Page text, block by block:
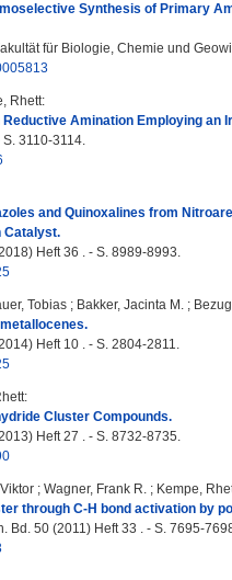
Synthesis of Primary
für Biologie, Chemie und
Rhett:
Amination Employing an
3110-3114.
and Quinoxalines from
Catalyst.
Heft 36 . - S. 8989-8993.
Tobias ; Bakker, Jacinta M. ;
Heft 10 . - S. 2804-2811.
:
Cluster Compounds.
Heft 27 . - S. 8732-8735.
; Wagner, Frank R. ; Kempe,
through C-H bond activation by
Bd. 50 (2011) Heft 33 . - S. 7695-